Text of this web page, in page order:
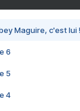
Maguire, c'est
6
5
4